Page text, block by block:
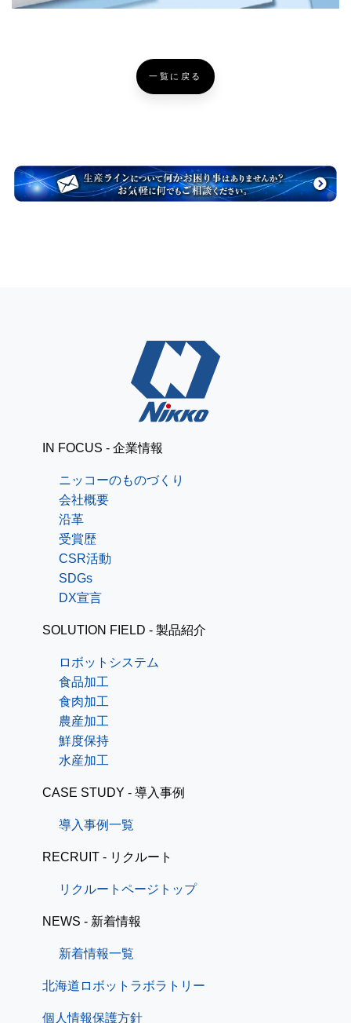
一覧に戻る
IN FOCUS - 企業情報
ニッコーのものづくり
会社概要
沿革
受賞歴
CSR活動
SDGs
DX宣言
SOLUTION FIELD - 製品紹介
ロボットシステム
食品加工
食肉加工
農産加工
鮮度保持
水産加工
CASE STUDY - 導入事例
導入事例一覧
RECRUIT - リクルート
リクルートページトップ
NEWS - 新着情報
新着情報一覧
北海道ロボットラボラトリー
個人情報保護方針